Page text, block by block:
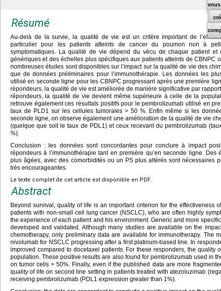
vous
Résumé
Au-delà de la survie, la qualité de vie est un critère important de
particulier pour les patients atteints de cancer du poumon non à
symptomatiques. La qualité de vie dépend du vécu de chaque patient et
génériques et des échelles plus spécifiques aux patients atteints de CBNPC
nombreuses études sont disponibles sur l’impact sur la qualité de vie des
que de données préliminaires pour l’immunothérapie. Les données les
utilisé en seconde ligne pour les CBNPC progressant après une première
répondeurs, la qualité de vie est améliorée de manière significative par
répondeurs, la qualité de vie devient même supérieure à celle de la
retrouve également ces résultats positifs pour le pembrolizumab utilisé en
taux de PLD1 sur les cellules tumorales > 50 %. Enfin même si les
seconde ligne, on observe également une amélioration de la qualité de vie
(quelque que soit le taux de PDL1) et ceux recevant du pembrolizumab
%).
Conclusion : les données sont concordantes pour conclure à impact
répondeurs à l’immunothérapie tant en première qu’en seconde ligne.
plus âgées, avec des comorbidités ou un PS plus altérés sont nécessaires
très encourageantes.
Le texte complet de cet article est disponible en PDF.
Abstract
Beyond survival, quality of life is an important criterion for the effectiveness
patients with non-small cell lung cancer (NSCLC), who are often highly
the experience of each patient and his environment. Generic and more
developed and validated. Although many studies are available on the
chemotherapy, only preliminary data are available for immunotherapy. The
nivolumab for NSCLC progressing after a first platinum-based line. In
improved compared to docetaxel patients. For these responders, the quality
population. These positive results are also found for pembrolizumab used in
on tumor cells > 50%. Finally, even if the published data are more
quality of life on second line setting in patients treated with atezoluzimab
receiving pembrolizumab (PDL1 expression greater than 1%).